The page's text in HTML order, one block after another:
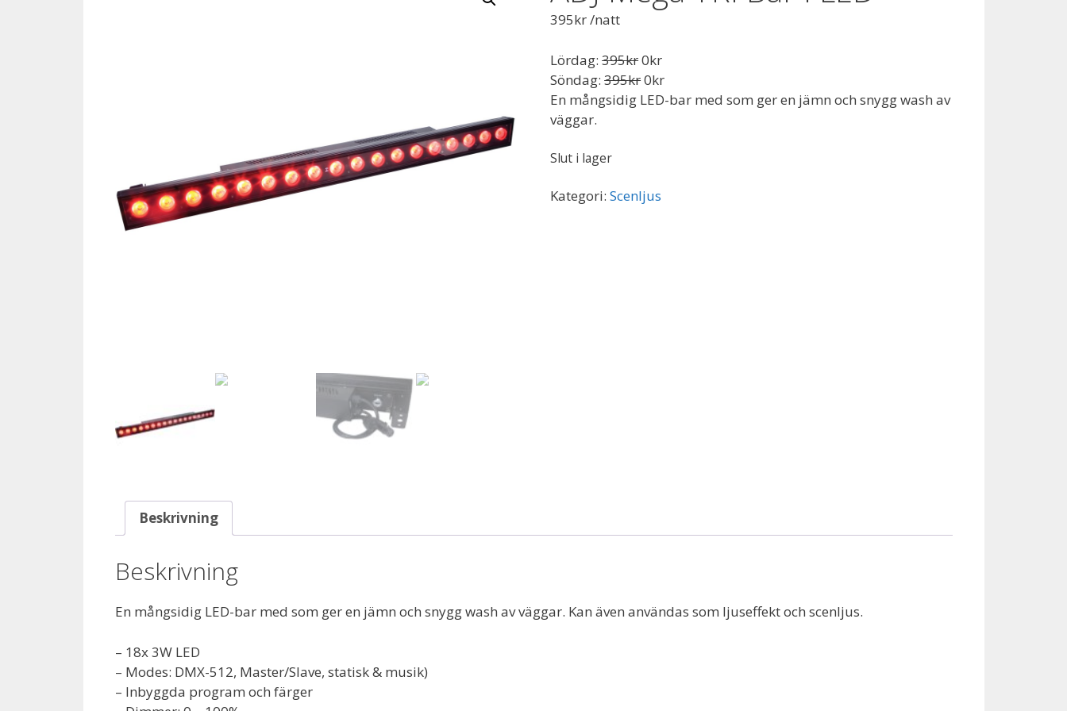
395kr/natt
Lördag:395kr0kr
Söndag:395kr0kr
En mångsidig LED-bar med som ger en jämn och snygg wash av
väggar.
Slut i lager
Kategori:Scenljus
Beskrivning
Beskrivning
En mångsidig LED-bar med som ger en jämn och snygg wash av väggar. Kan även användas som ljuseffekt och scenljus.
– 18x 3W LED
– Modes: DMX-512, Master/Slave, statisk & musik)
– Inbyggda program och färger